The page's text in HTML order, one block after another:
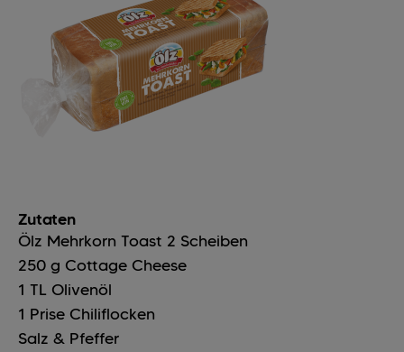
Zutaten
Ölz Mehrkorn Toast 2 Scheiben
250 g Cottage Cheese
1 TL Olivenöl
1 Prise Chiliflocken
Salz & Pfeffer